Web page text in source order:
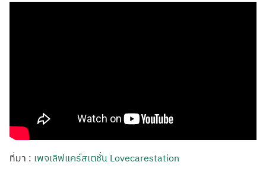
ที่มา : เพจเลิฟแคร์สเตชั่น Lovecarestation